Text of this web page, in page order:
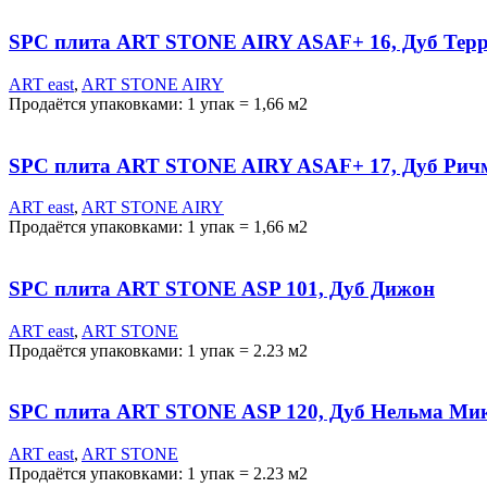
SPC плита ART STONE AIRY ASAF+ 16, Дуб
ART east, ART STONE AIRY
Продаётся упаковками: 1 упак = 1,66 м2
SPC плита ART STONE AIRY ASAF+ 17, Дуб
ART east, ART STONE AIRY
Продаётся упаковками: 1 упак = 1,66 м2
SPC плита ART STONE ASP 101, Дуб Дижон
ART east, ART STONE
Продаётся упаковками: 1 упак = 2.23 м2
SPC плита ART STONE ASP 120, Дуб Нельма
ART east, ART STONE
Продаётся упаковками: 1 упак = 2.23 м2